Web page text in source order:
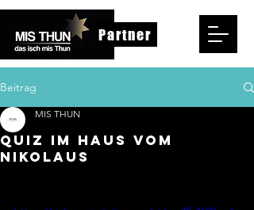
Partner
Beitrag
QUIZ IM HAUS VOM
NIKOLAUS
MIS THUN